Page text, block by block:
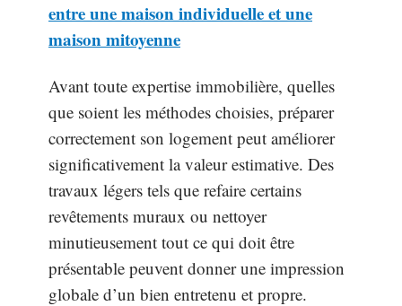
entre une maison individuelle et une
maison mitoyenne
Avant toute expertise immobilière, quelles
que soient les méthodes choisies, préparer
correctement son logement peut améliorer
significativement la valeur estimative. Des
travaux légers tels que refaire certains
revêtements muraux ou nettoyer
minutieusement tout ce qui doit être
présentable peuvent donner une impression
globale d’un bien entretenu et propre.